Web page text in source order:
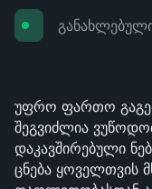
უფრო ფართო
შეგვიძლია
დაკავშირებული
ცნება ყოველთვის